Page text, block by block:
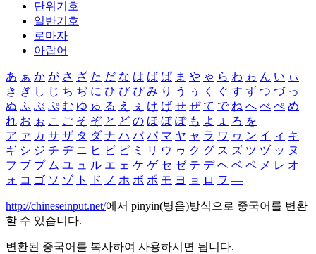
단위기호
일반기호
로마자
아랍어
あ ぁ か が さ ざ た だ な は ば ぱ ま や ゃ ら わ ゎ ん い ぃ
き ぎ し じ ち ぢ に ひ び ぴ み り う ぅ く ぐ す ず つ づ っ
ぬ ふ ぶ ぷ む ゆ ゅ る え ぇ け げ せ ぜ て で ね へ べ ぺ め
れ お ぉ こ ご そ ぞ と ど の ほ ぼ ぽ も よ ょ ろ を
ア ァ カ サ ザ タ ダ ナ ハ バ パ マ ヤ ャ ラ ワ ヮ ン イ ィ キ
ギ シ ジ チ ヂ ニ ヒ ビ ピ ミ リ ウ ゥ ク グ ス ズ ツ ヅ ッ ヌ
フ ブ プ ム ユ ュ ル エ ェ ケ ゲ セ ゼ テ デ ヘ ベ ペ メ レ オ
ォ コ ゴ ソ ゾ ト ド ノ ホ ボ ポ モ ヨ ョ ロ ヲ ―
http://chineseinput.net/에서 pinyin(병음)방식으로 중국어를 변환
할 수 있습니다.
변환된 중국어를 복사하여 사용하시면 됩니다.